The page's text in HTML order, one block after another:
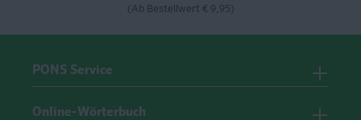
(Ab Bestellwert € 9,95)
PONS Service
Online-Wörterbuch